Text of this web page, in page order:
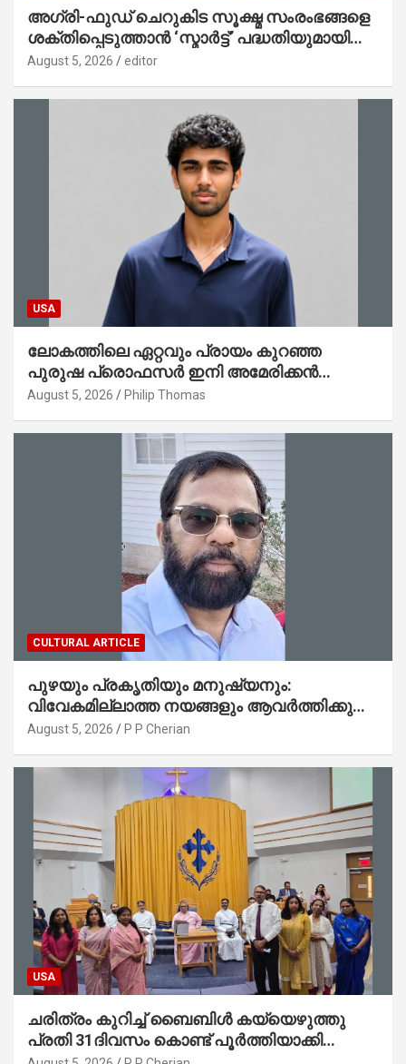
അഗ്രി-ഫുഡ് ചെറുകിട സൂക്ഷ്മ സംരംഭങ്ങളെ
ശക്തിപ്പെടുത്താന്‍ ‘സ്മാര്‍ട്ട്’ പദ്ധതിയുമായി
കേര; ലോഗോ മുഖ്യമന്ത്രി പ്രകാശനം
August 5, 2026 editor
USA
ലോകത്തിലെ ഏറ്റവും പ്രായം കുറഞ്ഞ
പുരുഷ പ്രൊഫസർ ഇനി അമേരിക്കൻ
മലയാളി നേഥൻ തോമസ്
August 5, 2026 Philip Thomas
CULTURAL ARTICLE
പുഴയും പ്രകൃതിയും മനുഷ്യനും:
വിവേകമില്ലാത്ത നയങ്ങളും ആവർത്തിക്കുന്ന
ദുരന്തങ്ങളും : റവ. ജെയിംസ് കെ.
August 5, 2026 P P Cherian
USA
ചരിത്രം കുറിച്ച് ബൈബിൾ കയ്യെഴുത്തു
പ്രതി 31ദിവസം കൊണ്ട് പൂർത്തിയാക്കി